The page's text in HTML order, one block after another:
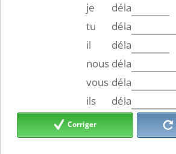
je
déla
tu
déla
il
déla
nous déla
vous déla
ils
déla
Corriger